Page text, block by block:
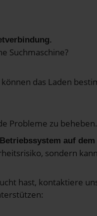
Suchmaschine?
das Laden
Probleme zu beheben.
auf
sondern
hast, kontaktiere